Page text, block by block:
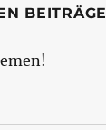
BEITRÄGE